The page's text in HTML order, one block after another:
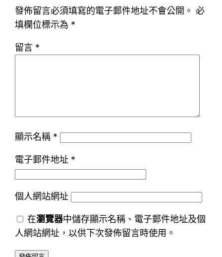
發佈留言必須填寫的電子郵件地址不會公開。 必
填欄位標示為 *
留言 *
顯示名稱 *
電子郵件地址 *
個人網站網址
在瀏覽器中儲存顯示名稱、電子郵件地址及個
人網站網址，以供下次發佈留言時使用。